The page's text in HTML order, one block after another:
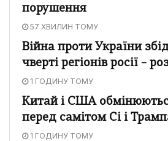
порушення
57 ХВИЛИН ТОМУ
Війна проти України
чверті регіонів росії –
1 ГОДИНУ ТОМУ
Китай і США
перед самітом Сі і
1 ГОДИНУ ТОМУ